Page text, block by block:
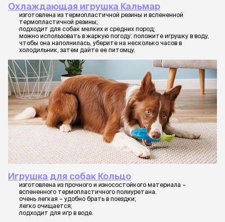
Охлаждающая игрушка Кальмар
изготовлена из термопластичной резины и вспененной
термопластичной резины;
подходит для собак мелких и средних пород;
можно использовать в жаркую погоду: положите игрушку в воду,
чтобы она наполнилась, уберите на несколько часов в
холодильник, затем дайте ее питомцу.
Игрушка для собак Кольцо
изготовлена из прочного и износостойкого материала –
вспененного термопластичного полиуретана.
очень легкая – удобно брать в поездки;
легко очищается;
подходит для игр в воде.